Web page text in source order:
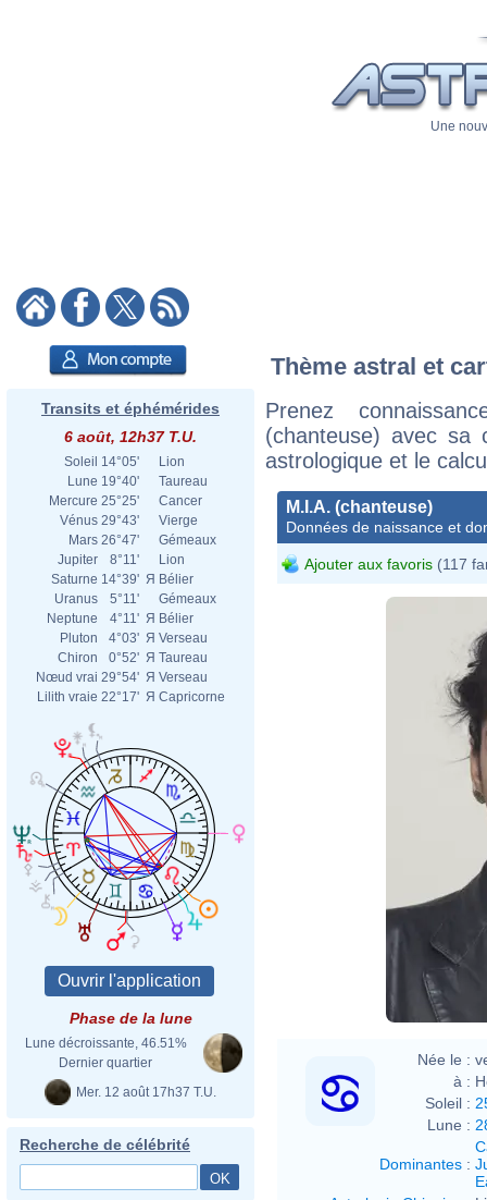
Une
Transits et éphémérides
6 août, 12h37 T.U.
Soleil 14°05'
Lion
Lune 19°40'
Taureau
Mercure 25°25'
Cancer
Vénus 29°43'
Vierge
Mars 26°47'
Gémeaux
Jupiter
8°11'
Lion
Saturne 14°39' Я Bélier
Uranus
5°11'
Gémeaux
Neptune
4°11' Я Bélier
Pluton
4°03' Я Verseau
Chiron
0°52' Я Taureau
Nœud vrai 29°54' Я Verseau
Lilith vraie 22°17' Я Capricorne
Phase de la lune
Lune décroissante, 46.51%
Dernier quartier
Mer. 12 août 17h37 T.U.
Recherche de célébrité
Thème astral et
Prenez
(chanteuse) avec sa
astrologique et le
M.I.A. (chanteuse)
Données de naissance et
Ajouter aux favoris (117
Née le :
à :
Soleil :
Lune :
Dominantes :